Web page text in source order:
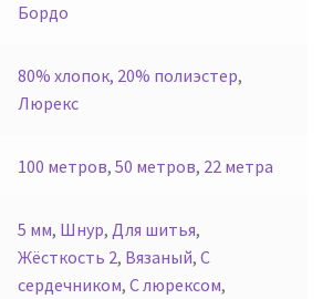
Бордо
80% хлопок, 20% полиэстер,
Люрекс
100 метров,50 метров, 22 метра
5 мм, Шнур,Для шитья,
Жёсткость 2, Вязаный,С
сердечником,С люрексом,